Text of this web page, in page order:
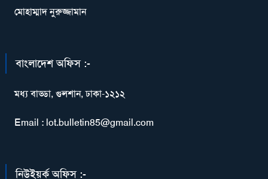
মোহাম্মাদ নুরুজ্জামান
বাংলাদেশ অফিস :-
মধ্য বাড্ডা, গুলশান, ঢাকা-১২১২
Email : lot.bulletin85@gmail.com
নিউইয়র্ক অফিস :-